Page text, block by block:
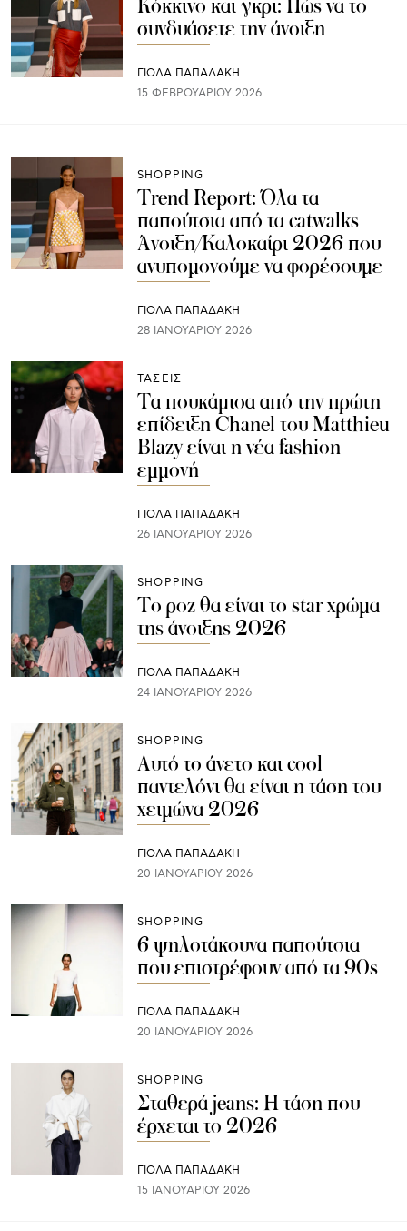
Κόκκινο και γκρι: Πώς να το
συνδυάσετε την άνοιξη
ΓΙΌΛΑ ΠΑΠΑΔΆΚΗ
15 ΦΕΒΡΟΥΑΡΊΟΥ 2026
SHOPPING
Trend Report: Όλα τα
παπούτσια από τα catwalks
Άνοιξη/Καλοκαίρι 2026 που
ανυπομονούμε να φορέσουμε
ΓΙΌΛΑ ΠΑΠΑΔΆΚΗ
28 ΙΑΝΟΥΑΡΊΟΥ 2026
ΤΑΣΕΙΣ
Τα πουκάμισα από την πρώτη
επίδειξη Chanel του Matthieu
Blazy είναι η νέα fashion
εμμονή
ΓΙΌΛΑ ΠΑΠΑΔΆΚΗ
26 ΙΑΝΟΥΑΡΊΟΥ 2026
SHOPPING
To ροζ θα είναι το star χρώμα
της άνοιξης 2026
ΓΙΌΛΑ ΠΑΠΑΔΆΚΗ
24 ΙΑΝΟΥΑΡΊΟΥ 2026
SHOPPING
Αυτό το άνετο και cool
παντελόνι θα είναι η τάση του
χειμώνα 2026
ΓΙΌΛΑ ΠΑΠΑΔΆΚΗ
20 ΙΑΝΟΥΑΡΊΟΥ 2026
SHOPPING
6 ψηλοτάκουνα παπούτσια
που επιστρέφουν από τα 90s
ΓΙΌΛΑ ΠΑΠΑΔΆΚΗ
20 ΙΑΝΟΥΑΡΊΟΥ 2026
SHOPPING
Σταθερά jeans: Η τάση που
έρχεται το 2026
ΓΙΌΛΑ ΠΑΠΑΔΆΚΗ
15 ΙΑΝΟΥΑΡΊΟΥ 2026